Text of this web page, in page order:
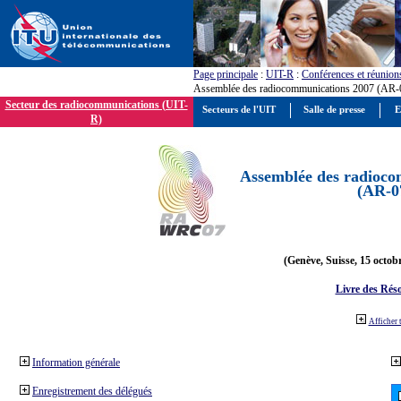
Page principale : UIT-R : Conférences et
Assemblée des radiocommunications 2007
Secteur des radiocommunications (UIT-
R)
Assemblée des
(AR-
(Genève, Suisse, 15
Livre des
Afficher
Information générale
Enregistrement des délégués
Secteurs de l'UIT Salle de presse